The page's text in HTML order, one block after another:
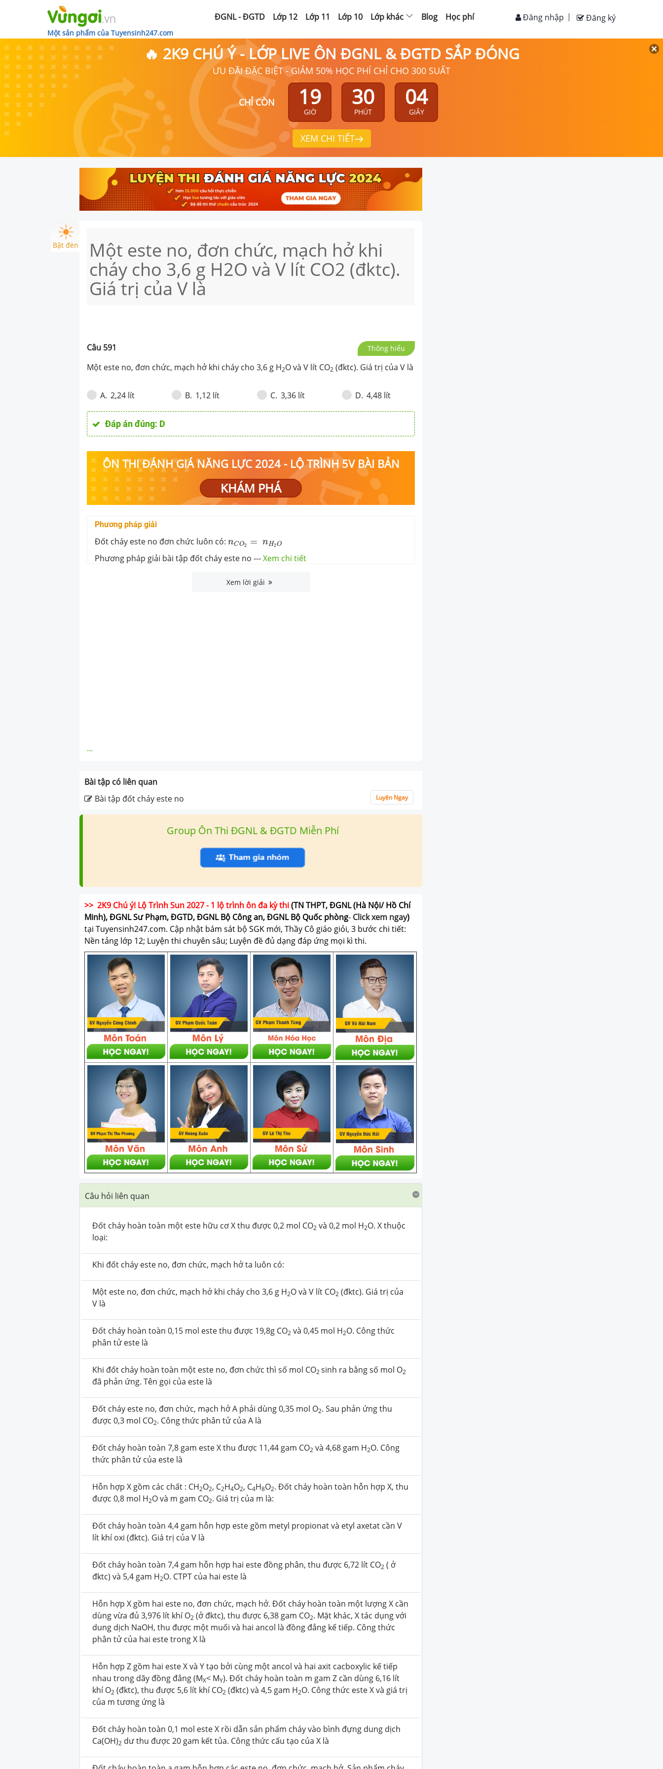
Một sản phẩm của Tuyensinh247.com
ĐGNL - ĐGTD Lớp 12 Lớp 11 Lớp 10 Lớp khác Blog Học phí Đăng ký
Đăng nhập
🔥 2K9 CHÚ Ý - LỚP LIVE ÔN ĐGNL & ĐGTD SẮP ĐÓNG
ƯU ĐÃI ĐẶC BIỆT - GIẢM 50% HỌC PHÍ CHỈ CHO 300 SUẤT
CHỈ CÒN 19
GIỜ
30
PHÚT
03
GIÂY
XEM CHI TIẾT
Bật đèn Một este no, đơn chức, mạch hở khi
cháy cho 3,6 g H2O và V lít CO2 (đktc).
Giá trị của V là
Câu 591 Thông hiểu
Một este no, đơn chức, mạch hở khi cháy cho 3,6 g H2O và V lít CO2 (đktc). Giá trị của V là
A. 2,24 lít B. 1,12 lít C. 3,36 lít D. 4,48 lít
Đáp án đúng: D
ÔN THI ĐÁNH GIÁ NĂNG LỰC 2024 - LỘ TRÌNH 5V BÀI BẢN
KHÁM PHÁ
Phương pháp giải
Đốt cháy este no đơn chức luôn có:nCO2 = nH2O
nCO 2= nH2O
Phương pháp giải bài tập đốt cháy este no ---Xem chi tiết
Xem lời giải
...
Bài tập có liên quan
Bài tập đốt cháy este no
Luyện Ngay
Group Ôn Thi ĐGNL & ĐGTD Miễn Phí
>> 2K9 Chú ý! Lộ Trình Sun 2027 - 1 lộ trình ôn đa kỳ thi(TN THPT, ĐGNL (Hà Nội/ Hồ Chí
Minh), ĐGNL Sư Phạm, ĐGTD, ĐGNL Bộ Công an, ĐGNL Bộ Quốc phòng- Click xem ngay)
tại Tuyensinh247.com. Cập nhật bám sát bộ SGK mới, Thầy Cô giáo giỏi, 3 bước chi tiết:
Nền tảng lớp 12; Luyện thi chuyên sâu; Luyện đề đủ dạng đáp ứng mọi kì thi.
Câu hỏi liên quan
Đốt cháy hoàn toàn một este hữu cơ X thu được 0,2 mol CO2 và 0,2 mol H2O. X thuộc
loại:
Khi đốt cháy este no, đơn chức, mạch hở ta luôn có:
Một este no, đơn chức, mạch hở khi cháy cho 3,6 g H2O và V lít CO2 (đktc). Giá trị của
V là
Đốt cháy hoàn toàn 0,15 mol este thu được 19,8g CO2 và 0,45 mol H­2O. Công thức
phân tử este là
Khi đốt cháy hoàn toàn một este no, đơn chức thì số mol CO2sinh ra bằng số mol O2
đã phản ứng. Tên gọi của este là
Đốt cháy este no, đơn chức, mạch hở A phải dùng 0,35 mol O2.Sau phản ứng thu
được 0,3 mol CO2. Công thức phân tử của A là
Đốt cháy hoàn toàn 7,8 gam este X thu được 11,44 gam CO2 và 4,68 gam H2O. Công
thức phân tử của este là
Hỗn hợp X gồm các chất : CH2O2, C2H4O2, C4H8O2. Đốt cháy hoàn toàn hỗn hợp X, thu
được 0,8 mol H2O và m gam CO2. Giá trị của m là:
Đốt cháy hoàn toàn 4,4 gam hỗn hợp este gồm metyl propionat và etyl axetat cần V
lít khí oxi (đktc). Giá trị của V là
Đốt cháy hoàn toàn 7,4 gam hỗn hợp hai este đồng phân, thu được 6,72 lít CO2 ( ở
đktc) và 5,4 gam H2O. CTPT của hai este là
Hỗn hợp X gồm hai este no, đơn chức, mạch hở. Đốt cháy hoàn toàn một lượng X cần
dùng vừa đủ 3,976 lít khí O2 (ở đktc), thu được 6,38 gam CO2. Mặt khác, X tác dụng với
dung dịch NaOH, thu được một muối và hai ancol là đồng đẳng kế tiếp. Công thức
phân tử của hai este trong X là
Hỗn hợp Z gồm hai este X và Y tạo bởi cùng một ancol và hai axit cacboxylic kế tiếp
nhau trong dãy đồng đẳng (MX< MY). Đốt cháy hoàn toàn m gam Z cần dùng 6,16 lít
khí O2 (đktc), thu được 5,6 lít khí CO2 (đktc) và 4,5 gam H2O. Công thức este X và giá trị
của m tương ứng là
Đốt cháy hoàn toàn 0,1 mol este X rồi dẫn sản phẩm cháy vào bình đựng dung dịch
Ca(OH)2 dư thu được 20 gam kết tủa. Công thức cấu tạo của X là